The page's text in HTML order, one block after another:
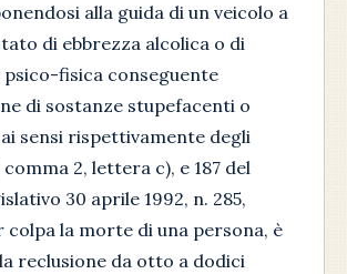
alla guida di un veicolo a
di ebbrezza alcolica o di
fisica conseguente
di sostanze stupefacenti o
sensi rispettivamente degli
2, lettera c), e 187 del
30 aprile 1992, n. 285,
colpa la morte di una persona, è
reclusione da otto a dodici